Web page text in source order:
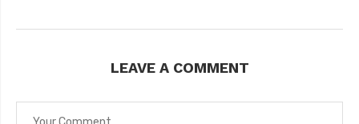
LEAVE A COMMENT